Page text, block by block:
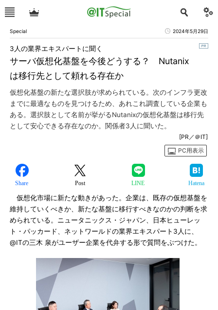
Special 2024年5月29日
サーバ仮想化基盤を今後どうする？ Nutanix
は移行先として頼れる存在か
3人の業界エキスパートに聞く
仮想化基盤の新たな選択肢が求められている。次のインフラ更改
までに最適なものを見つけるため、あれこれ調査している企業も
ある。選択肢として名前が挙がるNutanixの仮想化基盤は移行先
として安心できる存在なのか。関係者3人に聞いた。
[PR／＠IT]
PC用表示
Share Post LINE Hatena
仮想化市場に新たな動きがあった。企業は、既存の仮想基盤を
維持していくべきか、新たな基盤に移行すべきなのかの判断を求
められている。ニュータニックス・ジャパン、日本ヒューレッ
ト・パッカード、ネットワールドの業界エキスパート3人に、
@ITの三木 泉がユーザー企業を代弁する形で質問をぶつけた。